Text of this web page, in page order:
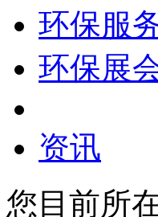
环保服
环保展
资讯
您目前所